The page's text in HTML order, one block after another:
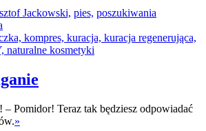
Jackowski, pies, poszukiwania
– Pomidor! Teraz tak będziesz odpowiadać
»